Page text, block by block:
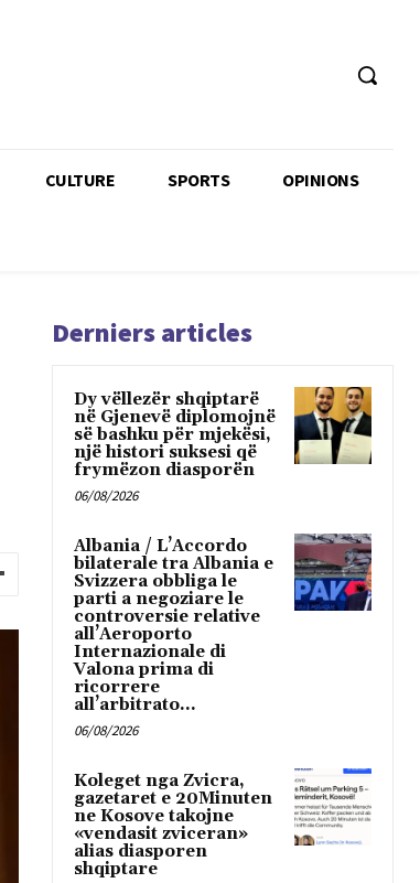
CULTURE SPORTS OPINIONS
Derniers articles
Dy vëllezër shqiptarë
në Gjenevë diplomojnë
së bashku për mjekësi,
një histori suksesi që
frymëzon diasporën
06/08/2026
Albania / L’Accordo
bilaterale tra Albania e
Svizzera obbliga le
parti a negoziare le
controversie relative
all’Aeroporto
Internazionale di
Valona prima di
ricorrere
all’arbitrato...
06/08/2026
Koleget nga Zvicra,
gazetaret e 20Minuten
ne Kosove takojne
«vendasit zviceran»
alias diasporen
shqiptare